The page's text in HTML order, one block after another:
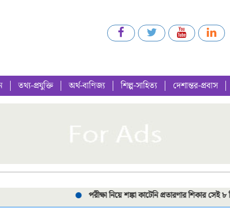
তথ্য-প্রযুক্তি অর্থ-বাণিজ্য শিল্প-সাহিত্য দেশান্তর-প্রবাস
পরীক্ষা নিয়ে শঙ্কা কাটেনি প্রতারণার শিকার সেই ৮